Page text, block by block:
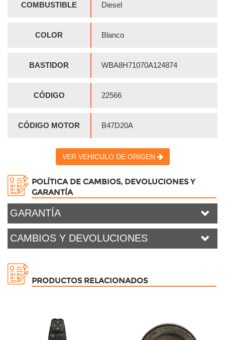
COMBUSTIBLE Diesel
COLOR Blanco
BASTIDOR WBA8H71070A124874
CÓDIGO 22566
CÓDIGO MOTOR B47D20A
VER VEHICULO DE ORIGEN
POLÍTICA DE CAMBIOS, DEVOLUCIONES Y
GARANTÍA
GARANTÍA
CAMBIOS Y DEVOLUCIONES
PRODUCTOS RELACIONADOS